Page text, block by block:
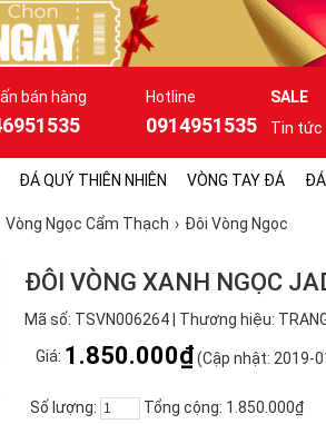
bán hàng Hotline
0914951535
SALE
Tin tức
ĐÁ QUÝ THIÊN NHIÊN VÒNG TAY ĐÁ
Vòng Ngọc Cẩm Thạch Đôi Vòng Ngọc
ĐÔI VÒNG XANH NGỌC
Mã số: TSVN006264 | Thương hiệu:
Giá: 1.850.000₫(Cập nhật: 2019-
Số lượng: Tổng cộng: 1.850.000₫